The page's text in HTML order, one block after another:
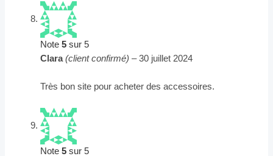
Note5 sur 5
Clara(client confirmé) – 30 juillet 2024
Très bon site pour acheter des accessoires.
Note5 sur 5